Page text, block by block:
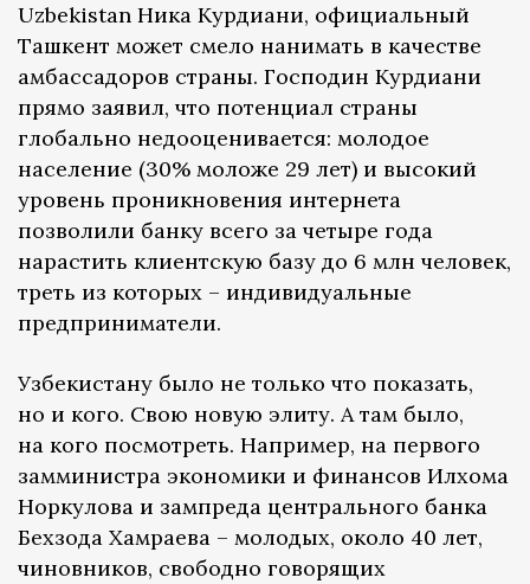
Uzbekistan Ника Курдиани, официальный
Ташкент может смело нанимать в качестве
амбассадоров страны. Господин Курдиани
прямо заявил, что потенциал страны
глобально недооценивается: молодое
население (30% моложе 29 лет) и высокий
уровень проникновения интернета
позволили банку всего за четыре года
нарастить клиентскую базу до 6 млн человек,
треть из которых – индивидуальные
предприниматели.
Узбекистану было не только что показать,
но и кого. Свою новую элиту. А там было,
на кого посмотреть. Например, на первого
замминистра экономики и финансов Илхома
Норкулова и зампреда центрального банка
Бехзода Хамраева – молодых, около 40 лет,
чиновников, свободно говорящих